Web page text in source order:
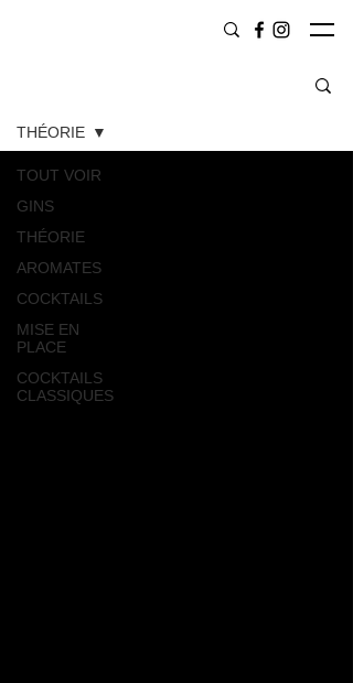
TOUT VOIR
GINS
THÉORIE
AROMATES
COCKTAILS
MISE EN
PLACE
COCKTAILS
CLASSIQUES
THÉORIE